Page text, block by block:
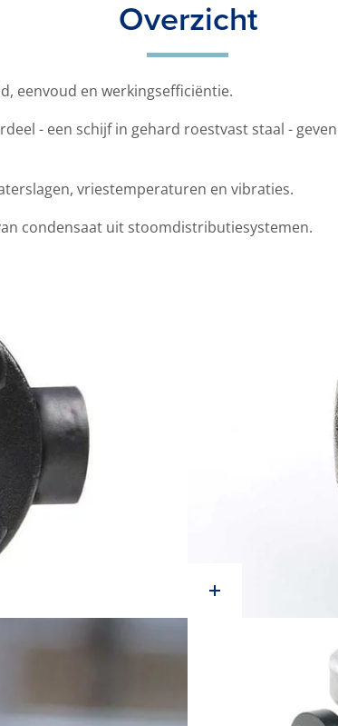
Overzicht
eenvoud en werkingsefficiëntie.
- een schijf in gehard roestvast staal -
vriestemperaturen en vibraties.
condensaat uit stoomdistributiesystemen.